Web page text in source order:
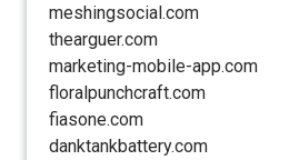
meshingsocial.com
thearguer.com
marketing-mobile-app.com
floralpunchcraft.com
fiasone.com
danktankbattery.com